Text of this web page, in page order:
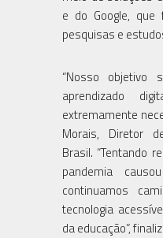
e do Google,
pesquisas e
“Nosso objetivo
aprendizado
extremamente
Morais, Diretor
Brasil. “Tentando
pandemia
continuamos
tecnologia
da educação”,